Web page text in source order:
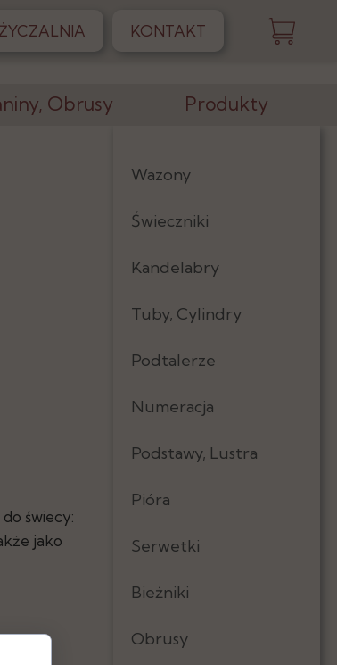
Obrusy Produkty
Wazony
Świeczniki
Kandelabry
Tuby, Cylindry
Podtalerze
Numeracja
Podstawy, Lustra
Pióra
Serwetki
Bieżniki
Obrusy
KONTAKT
świecy:
jako